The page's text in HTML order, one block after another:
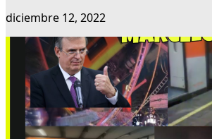
diciembre 12, 2022